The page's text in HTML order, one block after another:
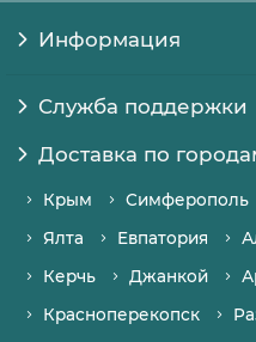
Информация
Служба поддержки
Доставка по
Крым Симферополь
Ялта
Евпатория
Керчь
Джанкой
Красноперекопск